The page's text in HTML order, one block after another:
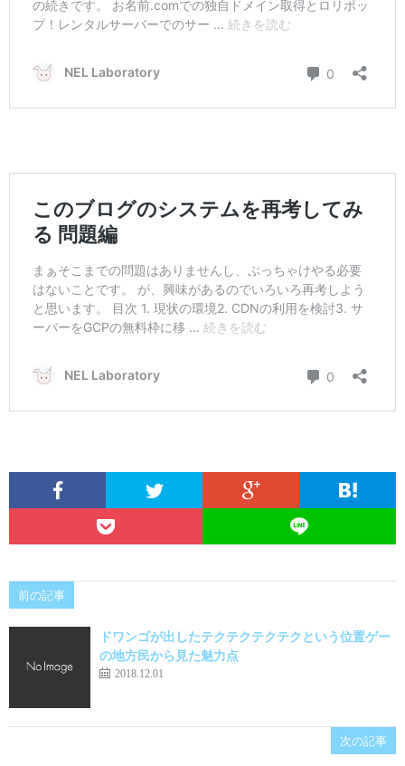
前の記事
ドワンゴが出したテクテクテクテクという位置ゲー
の地方民から見た魅力点
2018.12.01
次の記事